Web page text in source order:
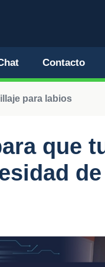
Contacto
para labios
que